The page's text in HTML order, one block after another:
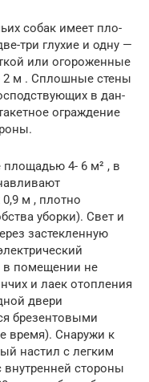
собак имеет пло­
три глухие и од­ну —
или огороженные
2 м . Сплошные стены
в дан­
ограждение
4- 6 м² , в
м , плотно
уборки). Свет и
застекленную
в помещении не
и лаек отопления
двери
брезентовыми
время). Снаружи к
настил с легким
стороны